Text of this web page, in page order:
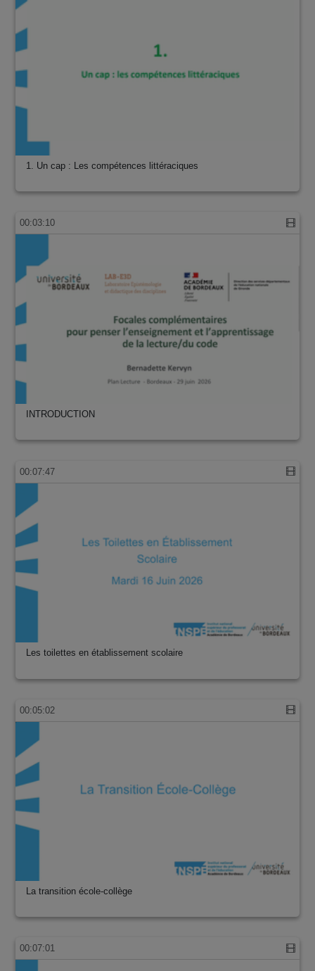
1. Un cap : Les compétences littéraciques
00:03:10
INTRODUCTION
00:07:47
Les toilettes en établissement scolaire
00:05:02
La transition école-collège
00:07:01